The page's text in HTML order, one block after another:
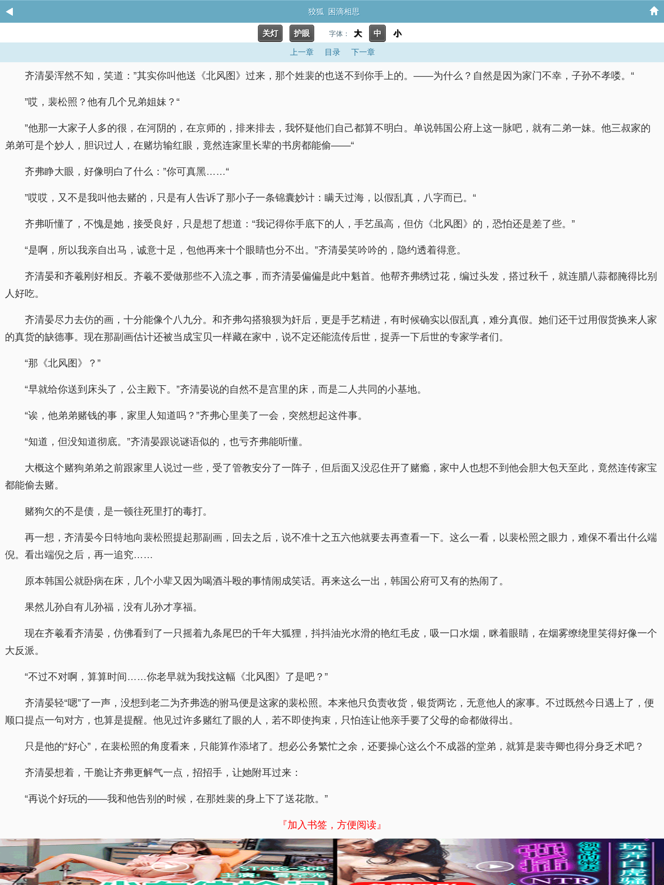
狡狐 困滴相思
关灯 护眼 字体： 大 中 小
上一章 目录 下一章
齐清晏浑然不知，笑道：”其实你叫他送《北风图》过来，那个姓裴的也送不到你手上的。——为什么？自然是因为家门不幸，子孙不孝喽。“
”哎，裴松照？他有几个兄弟姐妹？“
”他那一大家子人多的很，在河阴的，在京师的，排来排去，我怀疑他们自己都算不明白。单说韩国公府上这一脉吧，就有二弟一妹。他三叔家的
弟弟可是个妙人，胆识过人，在赌坊输红眼，竟然连家里长辈的书房都能偷——“
齐弗睁大眼，好像明白了什么：”你可真黑……“
”哎哎，又不是我叫他去赌的，只是有人告诉了那小子一条锦囊妙计：瞒天过海，以假乱真，八字而已。“
齐弗听懂了，不愧是她，接受良好，只是想了想道：“我记得你手底下的人，手艺虽高，但仿《北风图》的，恐怕还是差了些。”
“是啊，所以我亲自出马，诚意十足，包他再来十个眼睛也分不出。”齐清晏笑吟吟的，隐约透着得意。
齐清晏和齐羲刚好相反。齐羲不爱做那些不入流之事，而齐清晏偏偏是此中魁首。他帮齐弗绣过花，编过头发，搭过秋千，就连腊八蒜都腌得比别
人好吃。
齐清晏尽力去仿的画，十分能像个八九分。和齐弗勾搭狼狈为奸后，更是手艺精进，有时候确实以假乱真，难分真假。她们还干过用假货换来人家
的真货的缺德事。现在那副画估计还被当成宝贝一样藏在家中，说不定还能流传后世，捉弄一下后世的专家学者们。
“那《北风图》？”
“早就给你送到床头了，公主殿下。”齐清晏说的自然不是宫里的床，而是二人共同的小基地。
“诶，他弟弟赌钱的事，家里人知道吗？”齐弗心里美了一会，突然想起这件事。
“知道，但没知道彻底。”齐清晏跟说谜语似的，也亏齐弗能听懂。
大概这个赌狗弟弟之前跟家里人说过一些，受了管教安分了一阵子，但后面又没忍住开了赌瘾，家中人也想不到他会胆大包天至此，竟然连传家宝
都能偷去赌。
赌狗欠的不是债，是一顿往死里打的毒打。
再一想，齐清晏今日特地向裴松照提起那副画，回去之后，说不准十之五六他就要去再查看一下。这么一看，以裴松照之眼力，难保不看出什么端
倪。看出端倪之后，再一追究……
原本韩国公就卧病在床，几个小辈又因为喝酒斗殴的事情闹成笑话。再来这么一出，韩国公府可又有的热闹了。
果然儿孙自有儿孙福，没有儿孙才享福。
现在齐羲看齐清晏，仿佛看到了一只摇着九条尾巴的千年大狐狸，抖抖油光水滑的艳红毛皮，吸一口水烟，眯着眼睛，在烟雾缭绕里笑得好像一个
大反派。
“不过不对啊，算算时间……你老早就为我找这幅《北风图》了是吧？”
齐清晏轻“嗯”了一声，没想到老二为齐弗选的驸马便是这家的裴松照。本来他只负责收货，银货两讫，无意他人的家事。不过既然今日遇上了，便
顺口提点一句对方，也算是提醒。他见过许多赌红了眼的人，若不即使拘束，只怕连让他亲手要了父母的命都做得出。
只是他的“好心”，在裴松照的角度看来，只能算作添堵了。想必公务繁忙之余，还要操心这么个不成器的堂弟，就算是裴寺卿也得分身乏术吧？
齐清晏想着，干脆让齐弗更解气一点，招招手，让她附耳过来：
“再说个好玩的——我和他告别的时候，在那姓裴的身上下了送花散。”
『加入书签，方便阅读』